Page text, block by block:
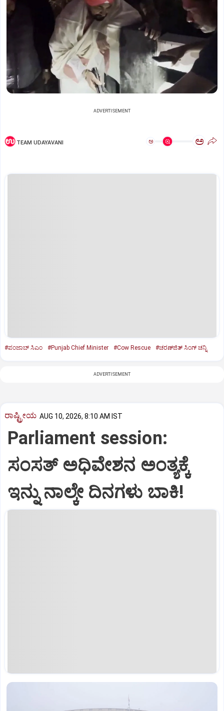
ADVERTISEMENT
TEAM UDAYAVANI ಅ ಅ
#ಪಂಜಾಬ್‌ ಸಿಎಂ #Punjab Chief Minister #Cow Rescue #ಚರಣ್‌ಜಿತ್‌ ಸಿಂಗ್‌ ಚನ್ನಿ
ADVERTISEMENT
ರಾಷ್ಟ್ರೀಯ AUG 10, 2026, 8:10 AM IST
Parliament session:
ಸಂಸತ್‌ ಅಧಿವೇಶನ ಅಂತ್ಯಕ್ಕೆ
ಇನ್ನು ನಾಲ್ಕೇ ದಿನಗಳು ಬಾಕಿ!